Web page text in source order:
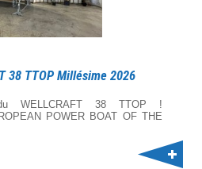
38 TTOP Millésime 2026
WELLCRAFT 38 TTOP !
POWER BOAT OF THE